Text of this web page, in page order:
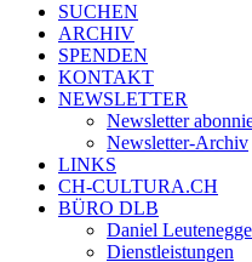
SUCHEN
ARCHIV
SPENDEN
KONTAKT
NEWSLETTER
Newsletter
Newsletter-Archiv
LINKS
CH-CULTURA.CH
BÜRO DLB
Daniel
Dienstleistungen